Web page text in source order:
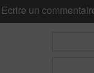
Ecrire un